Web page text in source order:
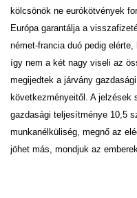
kölcsönök ne eurókötvények
Európa garantálja a
német-francia duó pedig
így nem a két nagy viseli az
megijedtek a járvány
következményeitől. A
gazdasági teljesítménye 10,5
munkanélküliség, megnő az
jöhet más, mondjuk az